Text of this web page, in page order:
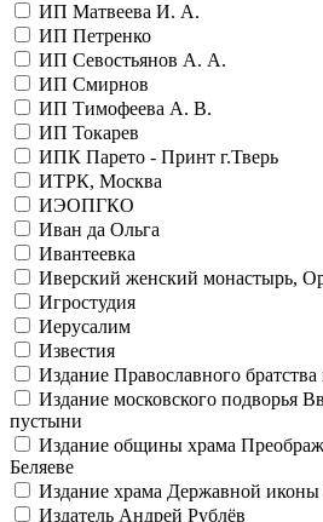
ИП Матвеева И. А.
ИП Петренко
ИП Севостьянов А. А.
ИП Смирнов
ИП Тимофеева А. В.
ИП Токарев
ИПК Парето - Принт г.Тверь
ИТРК, Москва
ИЭОПГКО
Иван да Ольга
Ивантеевка
Иверский женский монастырь,
Игростудия
Иерусалим
Известия
Издание Православного
Издание московского подворья
пустыни
Издание общины храма
Беляеве
Издание храма Державной
Издатель Андрей Рублёв